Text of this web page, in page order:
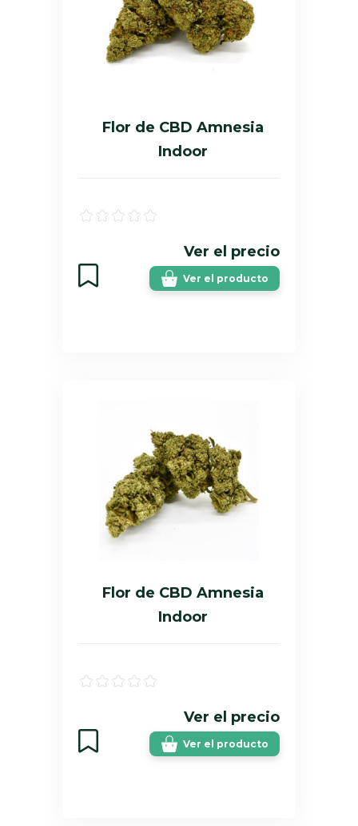
Flor de CBD Amnesia
Indoor
Ver el precio
Ver el producto
Flor de CBD Amnesia
Indoor
Ver el precio
Ver el producto